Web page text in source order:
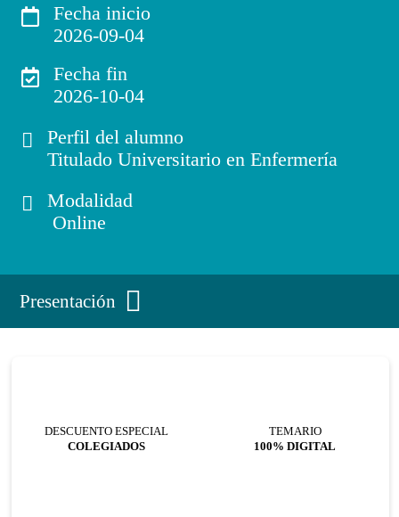
Fecha inicio
2026-09-04
Fecha fin
2026-10-04
Perfil del alumno
Titulado Universitario en Enfermería
Modalidad
Online
Presentación
DESCUENTO ESPECIAL
COLEGIADOS
TEMARIO
100% DIGITAL